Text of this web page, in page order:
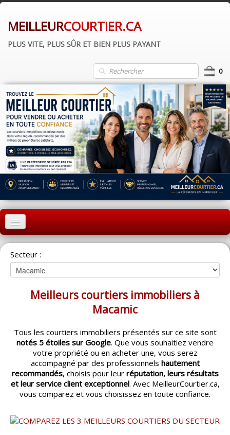
MEILLEURCOURTIER.CA
PLUS VITE, PLUS SÛR ET BIEN PLUS PAYANT
0
ACCUEIL
MONTRÉAL
QUÉBEC
LAVAL
CATÉGORIES▼
ACHETEUR / VENDEUR▼
ENTREPRENEURS▼
ESPACE COURTIER ▼
Secteur :
Meilleurs courtiers immobiliers à
Macamic
Tous les courtiers immobiliers présentés sur ce site sont
notés 5 étoiles sur Google. Que vous souhaitiez vendre
votre propriété ou en acheter une, vous serez
accompagné par des professionnels hautement
recommandés, choisis pour leur réputation, leurs résultats
et leur service client exceptionnel. Avec MeilleurCourtier.ca,
vous comparez et vous choisissez en toute confiance.